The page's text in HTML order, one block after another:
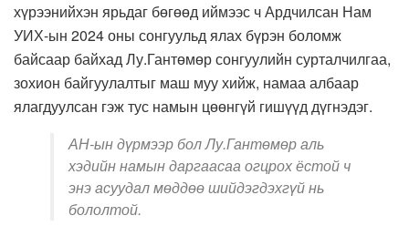
хүрээнийхэн ярьдаг бөгөөд иймээс ч Ардчилсан Нам
УИХ-ын 2024 оны сонгуульд ялах бүрэн боломж
байсаар байхад Лу.Гантөмөр сонгуулийн сурталчилгаа,
зохион байгуулалтыг маш муу хийж, намаа албаар
ялагдуулсан гэж тус намын цөөнгүй гишүүд дүгнэдэг.
АН-ын дүрмээр бол Лу.Гантөмөр аль
хэдийн намын даргаасаа огцрох ёстой ч
энэ асуудал мөддөө шийдэгдэхгүй нь
бололтой.